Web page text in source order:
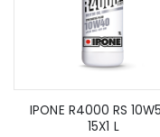
IPONE R4000 RS
15X1 L